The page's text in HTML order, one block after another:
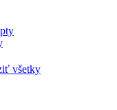
všetky